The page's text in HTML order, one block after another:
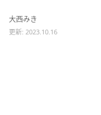
大西みき
更新: 2023.10.16